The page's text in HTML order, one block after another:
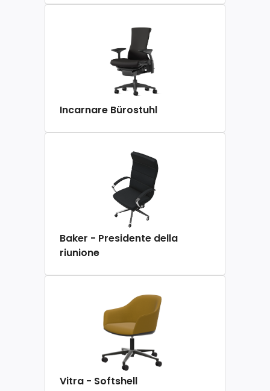
Incarnare Bürostuhl
Baker - Presidente della
riunione
Vitra - Softshell